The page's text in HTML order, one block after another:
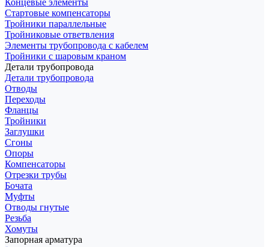
Концевые элементы
Стартовые компенсаторы
Тройники параллельные
Тройниковые ответвления
Элементы трубопровода с кабелем
Тройники с шаровым краном
Детали трубопровода
Детали трубопровода
Отводы
Переходы
Фланцы
Тройники
Заглушки
Сгоны
Опоры
Компенсаторы
Отрезки трубы
Бочата
Муфты
Отводы гнутые
Резьба
Хомуты
Запорная арматура